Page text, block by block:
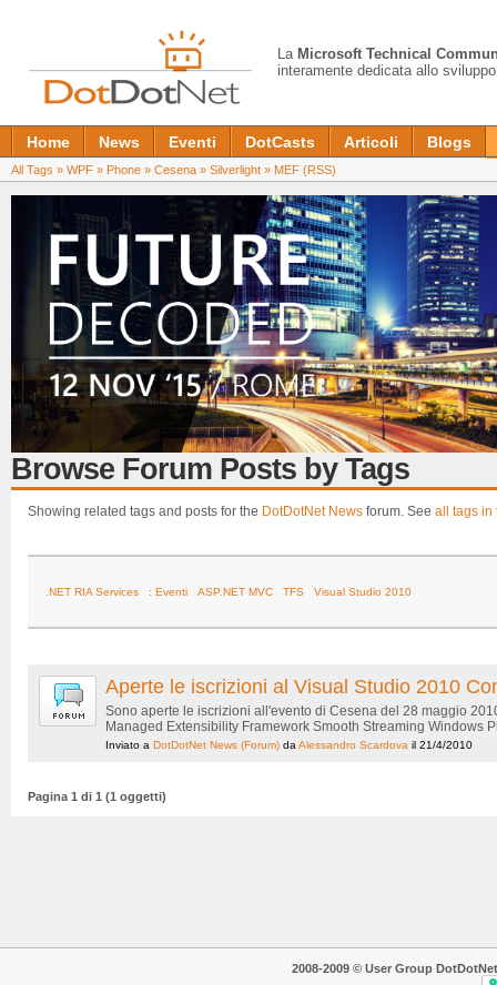
La Microsoft Technical
interamente dedicata allo
Home News Eventi DotCasts Articoli Blogs
All Tags » WPF » Phone » Cesena » Silverlight » MEF (RSS)
Browse Forum Posts by Tags
Showing related tags and posts for the DotDotNet News forum. See all tags in
.NET RIA Services : Eventi ASP.NET MVC TFS Visual Studio 2010
Aperte le iscrizioni al Visual Studio 2010
Sono aperte le iscrizioni all'evento di Cesena del 28 maggio
Managed Extensibility Framework Smooth Streaming Windows
Inviato a DotDotNet News (Forum) daAlessandro Scardova il 21/4/2010
Pagina 1 di 1 (1 oggetti)
2008-2009 © User Group